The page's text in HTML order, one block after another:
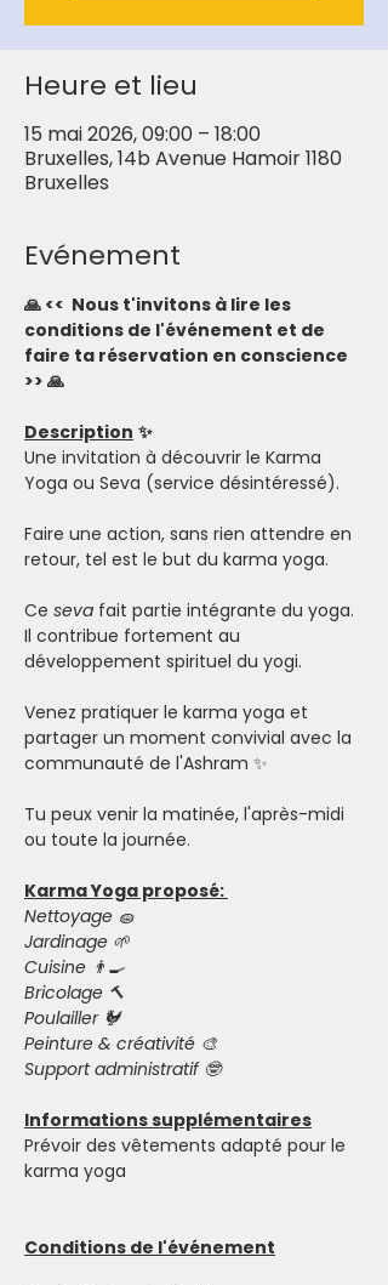
Heure et lieu
15 mai 2026, 09:00 – 18:00
Bruxelles, 14b Avenue Hamoir 1180
Bruxelles
Evénement
🙏 <<  Nous t'invitons à lire les
conditions de l'événement et de
faire ta réservation en conscience
>> 🙏
Description ✨
Une invitation à découvrir le Karma
Yoga ou Seva (service désintéressé).
Faire une action, sans rien attendre en
retour, tel est le but du karma yoga.
Ce seva fait partie intégrante du yoga.
Il contribue fortement au
développement spirituel du yogi.
Venez pratiquer le karma yoga et
partager un moment convivial avec la
communauté de l'Ashram ✨
Tu peux venir la matinée, l'après-midi
ou toute la journée.
Karma Yoga proposé:
Nettoyage 🧽
Jardinage 🌱
Cuisine 👨‍🍳
Bricolage 🔨
Poulailler 🐓
Peinture & créativité 🎨
Support administratif 🤓
Informations supplémentaires
Prévoir des vêtements adapté pour le
karma yoga
Conditions de l'événement